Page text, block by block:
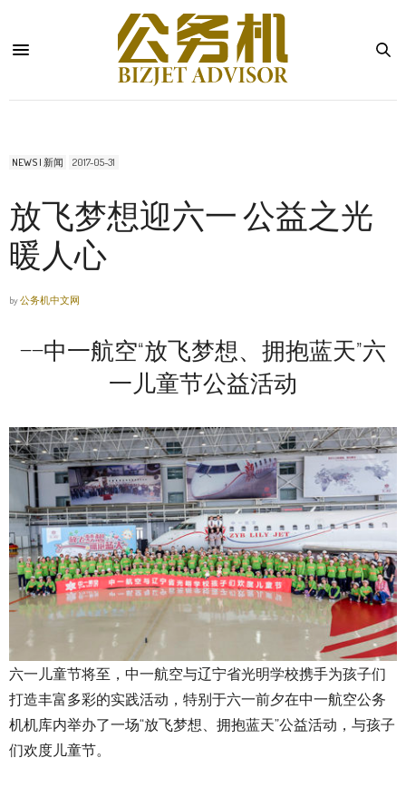
NEWS | 新闻 2017-05-31
放飞梦想迎六一 公益之光
暖人心
by公务机中文网
——中一航空“放飞梦想、拥抱蓝天”六
一儿童节公益活动
六一儿童节将至，中一航空与辽宁省光明学校携手为孩子们
打造丰富多彩的实践活动，特别于六一前夕在中一航空公务
机机库内举办了一场“放飞梦想、拥抱蓝天”公益活动，与孩子
们欢度儿童节。